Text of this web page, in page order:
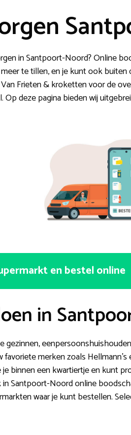
in Santpoort-Noord? Online
te tillen, en je kunt ook
Frieten & kroketten voor de
deze pagina bieden wij
en bestel online
in
merken zoals
binnen een kwartiertje en kunt
Santpoort-Noord online
waar je kunt bestellen.